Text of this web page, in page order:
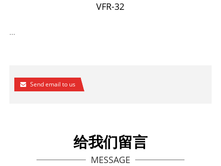
VFR-32
...
Send email to us
给我们留言
MESSAGE